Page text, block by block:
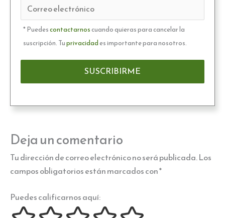
* Puedescontactarnoscuando quieras para cancelar la
suscripción. Tuprivacidades importante para nosotros.
Deja un comentario
Tu dirección de correo electrónico no será publicada.Los
campos obligatorios están marcados con*
Puedes calificarnos aquí: